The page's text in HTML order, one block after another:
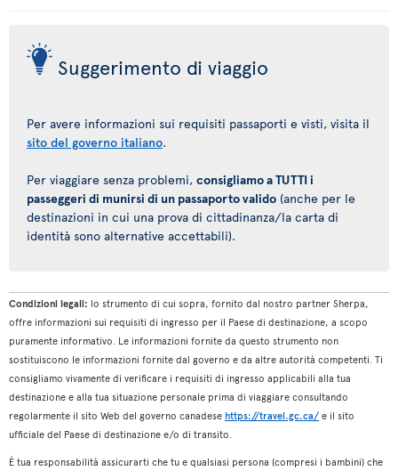
Suggerimento di viaggio
Per avere informazioni sui requisiti passaporti e visti, visita il
sito del governo italiano.
Per viaggiare senza problemi, consigliamo a TUTTI i
passeggeri di munirsi di un passaporto valido (anche per le
destinazioni in cui una prova di cittadinanza/la carta di
identità sono alternative accettabili).
Condizioni legali: lo strumento di cui sopra, fornito dal nostro partner Sherpa,
offre informazioni sui requisiti di ingresso per il Paese di destinazione, a scopo
puramente informativo. Le informazioni fornite da questo strumento non
sostituiscono le informazioni fornite dal governo e da altre autorità competenti. Ti
consigliamo vivamente di verificare i requisiti di ingresso applicabili alla tua
destinazione e alla tua situazione personale prima di viaggiare consultando
regolarmente il sito Web del governo canadese https://travel.gc.ca/ e il sito
ufficiale del Paese di destinazione e/o di transito.
È tua responsabilità assicurarti che tu e qualsiasi persona (compresi i bambini) che